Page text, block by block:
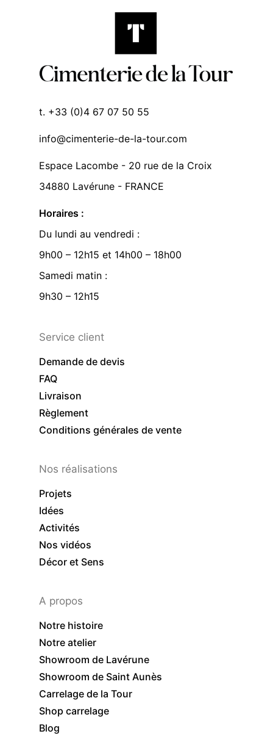
t. +33 (0)4 67 07 50 55
info@cimenterie-de-la-tour.com
Espace Lacombe - 20 rue de la Croix
34880 Lavérune - FRANCE
Horaires :
Du lundi au vendredi :
9h00 – 12h15 et 14h00 – 18h00
Samedi matin :
9h30 – 12h15
Service client
Demande de devis
FAQ
Livraison
Règlement
Conditions générales de vente
Nos réalisations
Projets
Idées
Activités
Nos vidéos
Décor et Sens
A propos
Notre histoire
Notre atelier
Showroom de Lavérune
Showroom de Saint Aunès
Carrelage de la Tour
Shop carrelage
Blog